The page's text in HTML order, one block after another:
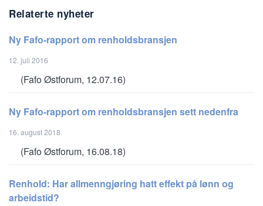
Relaterte nyheter
Ny Fafo-rapport om renholdsbransjen
12. juli 2016
(Fafo Østforum, 12.07.16)
Ny Fafo-rapport om renholdsbransjen sett nedenfra
16. august 2018
(Fafo Østforum, 16.08.18)
Renhold: Har allmenngjøring hatt effekt på lønn og
arbeidstid?